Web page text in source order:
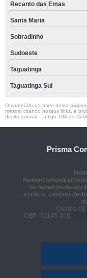
Recanto das Emas
Santa Maria
Sobradinho
Sudoeste
Taguatinga
Taguatinga Sul
O conteúdo do texto desta
mesmo citando nossos links, é
direito autoral – artigo 184 do
Prisma
/home/comunica/
de-letreiros-de-
acrilico_contato-de-
- Quadra
CEP: 72145-105